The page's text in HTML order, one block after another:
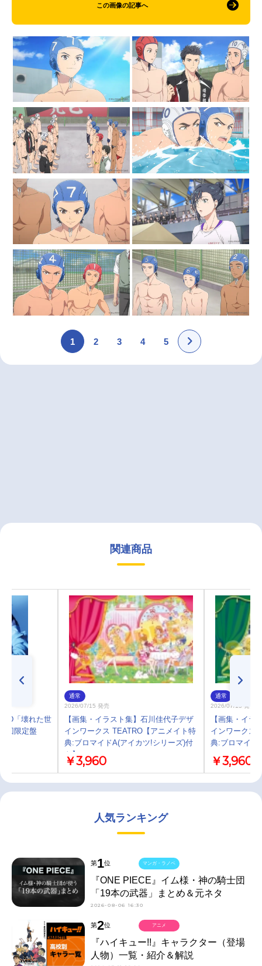
この画像の記事へ
1 2 3 4 5
関連商品
ED「壊れた世
回限定盤
通常
2026/07/15 発売
【画集・イラスト集】石川佳代子デザ
インワークス TEATRO【アニメイト特
典:ブロマイドA(アイカツ!シリーズ)付
き】
￥3,960
通常
2026/07/15 発売
【画集・イラ
インワークス
典:ブロマイド
￥3,960
人気ランキング
第1位
『ONE PIECE』イム様・神の騎士団
「19本の武器」まとめ＆元ネタ
2026-08-06 16:30
マンガ・ラノベ
第2位
『ハイキュー!!』キャラクター（登場
人物）一覧・紹介＆解説
アニメ